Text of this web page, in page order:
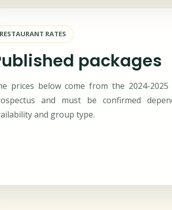
RESTAURANT RATES
packages
prices below come from the 2024-2025
and must be confirmed
and group type.